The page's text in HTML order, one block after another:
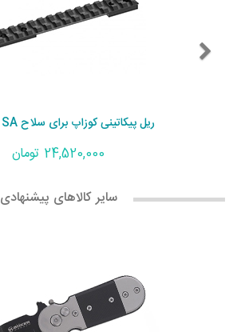
ریل پیکاتینی کوزاپ برای سلاح CZ 600 SA
24,520,000 تومان
سایر کالاهای پیشنهادی